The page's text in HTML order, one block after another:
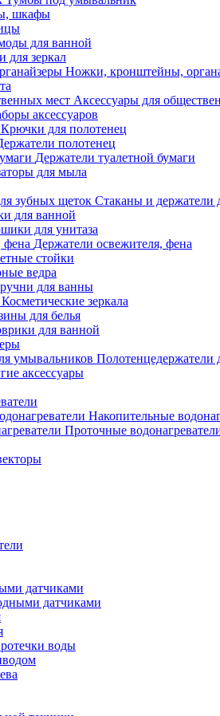
шкафы
для ванной
для зеркал
Ножки, кронштейны,
Аксессуары для
аксессуаров
Крючки для полотенец
полотенец
Держатели туалетной бумаги
для мыла
Стаканы и держатели
для ванной
для унитаза
Держатели освежителя, фена
стойки
ведра
для ванны
Косметические зеркала
для белья
для ванной
Полотенцедержатели
аксессуары
Накопительные
Проточные
датчиками
датчиками
воды